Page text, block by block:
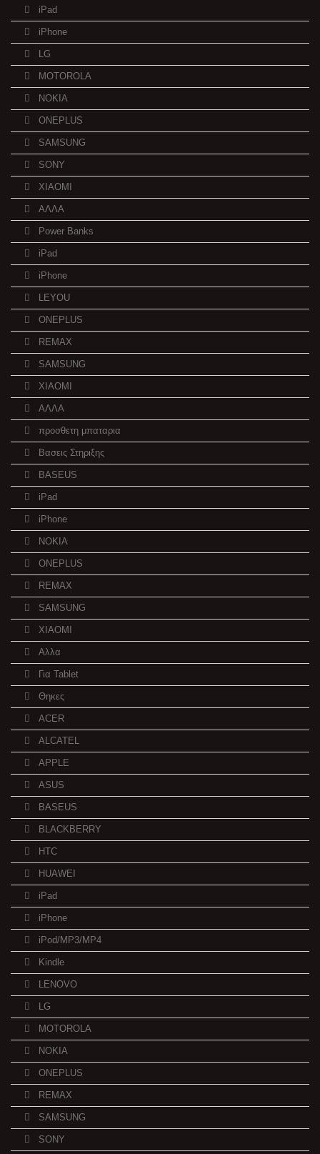
iPad
iPhone
LG
MOTOROLA
NOKIA
ONEPLUS
SAMSUNG
SONY
XIAOMI
ΑΛΛΑ
Power Banks
iPad
iPhone
LEYOU
ONEPLUS
REMAX
SAMSUNG
XIAOMI
ΑΛΛΑ
προσθετη μπαταρια
Βασεις Στηριξης
BASEUS
iPad
iPhone
NOKIA
ONEPLUS
REMAX
SAMSUNG
XIAOMI
Αλλα
Για Tablet
Θηκες
ACER
ALCATEL
APPLE
ASUS
BASEUS
BLACKBERRY
HTC
HUAWEI
iPad
iPhone
iPod/MP3/MP4
Kindle
LENOVO
LG
MOTOROLA
NOKIA
ONEPLUS
REMAX
SAMSUNG
SONY